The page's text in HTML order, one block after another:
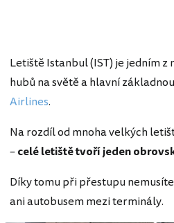
Letiště Istanbul (IST) je jedním
hubů na světě a hlavní
Airlines.
Na rozdíl od mnoha velkých
–celé letiště tvoří jeden
Díky tomu při přestupu
ani autobusem mezi terminály.